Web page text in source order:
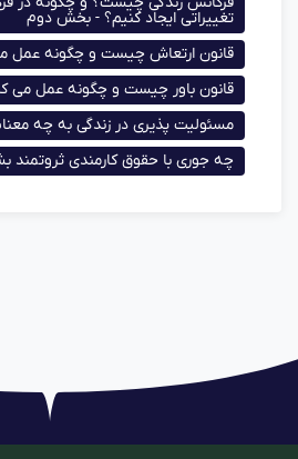
تغییراتی ایجاد کنیم؟ - بخش دوم
قانون ارتعاش چیست و چگونه عمل
قانون باور چیست و چگونه عمل می
مسئولیت پذیری در زندگی به چه
چه جوری با حقوق کارمندی ثروتمند